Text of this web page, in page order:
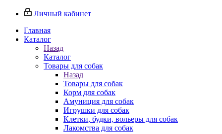
Личный кабинет
Главная
Каталог
Назад
Каталог
Товары для собак
Назад
Товары для собак
Корм для собак
Амуниция для собак
Игрушки для собак
Клетки, будки, вольеры для собак
Лакомства для собак